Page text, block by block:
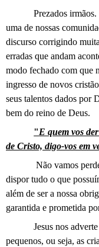
Prezados irmãos.
uma de nossas
discurso corrigindo
erradas que andam
modo fechado com que
ingresso de novos
seus talentos dados por
bem do reino de Deus.
"E quem vos
de Cristo, digo-vos em
Não vamos
dispor tudo o que
além de ser a nossa
garantida e prometida
Jesus nos
pequenos, ou seja, as